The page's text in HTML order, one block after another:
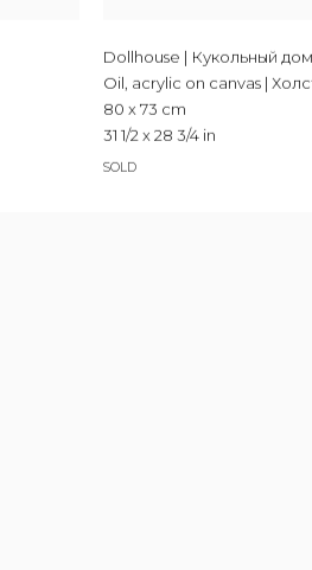
Dollhouse | Кукольный
Oil, acrylic on canvas |
80 x 73 cm
31 1/2 x 28 3/4 in
SOLD